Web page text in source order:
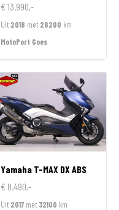
€ 13.990,-
Uit 2018 met 28200 km
MotoPort Goes
Yamaha T-MAX DX ABS
€ 8.490,-
Uit 2017 met 32100 km